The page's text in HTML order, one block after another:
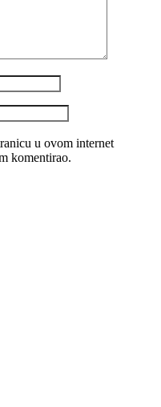
u ovom internet
komentirao.